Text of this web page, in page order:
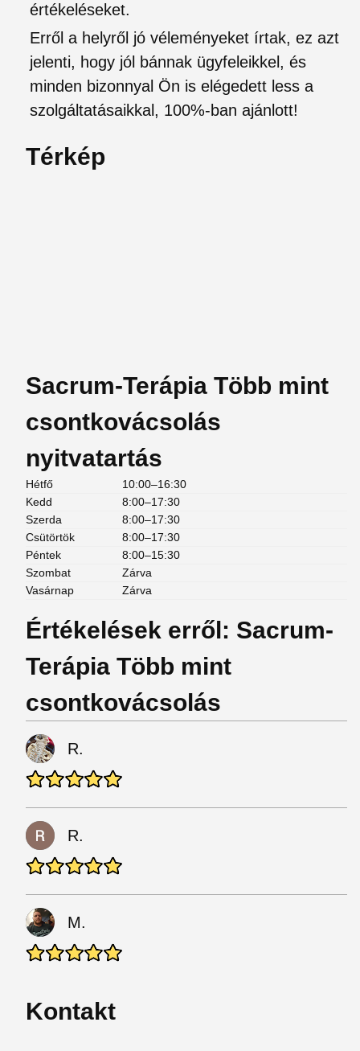
értékeléseket.
Erről a helyről jó véleményeket írtak, ez azt
jelenti, hogy jól bánnak ügyfeleikkel, és
minden bizonnyal Ön is elégedett less a
szolgáltatásaikkal, 100%-ban ajánlott!
Térkép
Sacrum-Terápia Több mint
csontkovácsolás
nyitvatartás
Hétfő
10:00–16:30
Kedd
8:00–17:30
Szerda
8:00–17:30
Csütörtök
8:00–17:30
Péntek
8:00–15:30
Szombat
Zárva
Vasárnap
Zárva
Értékelések erről: Sacrum-
Terápia Több mint
csontkovácsolás
R.
R.
M.
Kontakt